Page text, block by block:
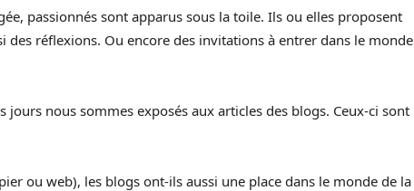
passionnés sont apparus sous la toile. Ils ou elles proposent
des réflexions. Ou encore des invitations à entrer dans le monde
nous sommes exposés aux articles des blogs. Ceux-ci sont
ou web), les blogs ont-ils aussi une place dans le monde de la